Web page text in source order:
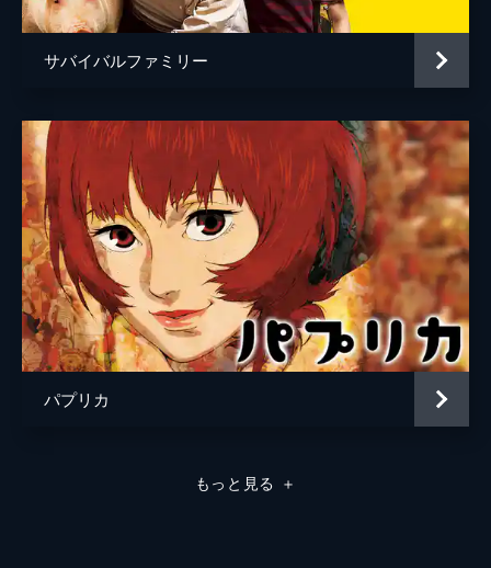
サバイバルファミリー
パプリカ
もっと見る ＋